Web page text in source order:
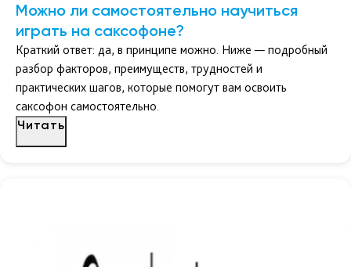
Можно ли самостоятельно научиться
играть на саксофоне?
Краткий ответ: да, в принципе можно. Ниже — подробный
разбор факторов, преимуществ, трудностей и
практических шагов, которые помогут вам освоить
саксофон самостоятельно.
Читать